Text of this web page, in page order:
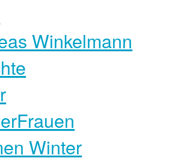
Winkelmann
Winter